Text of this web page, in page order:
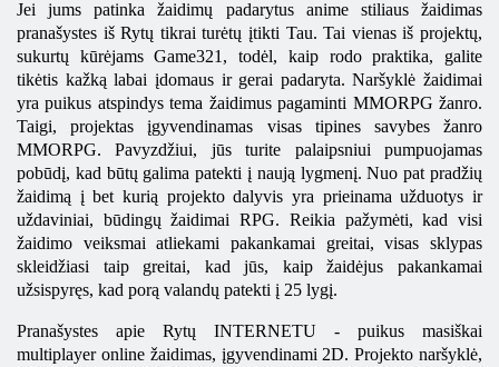
Jei jums patinka žaidimų padarytus anime stiliaus žaidimas
pranašystes iš Rytų tikrai turėtų įtikti Tau. Tai vienas iš projektų,
sukurtų kūrėjams Game321, todėl, kaip rodo praktika, galite
tikėtis kažką labai įdomaus ir gerai padaryta. Naršyklė žaidimai
yra puikus atspindys tema žaidimus pagaminti MMORPG žanro.
Taigi, projektas įgyvendinamas visas tipines savybes žanro
MMORPG. Pavyzdžiui, jūs turite palaipsniui pumpuojamas
pobūdį, kad būtų galima patekti į naują lygmenį. Nuo pat pradžių
žaidimą į bet kurią projekto dalyvis yra prieinama užduotys ir
uždaviniai, būdingų žaidimai RPG. Reikia pažymėti, kad visi
žaidimo veiksmai atliekami pakankamai greitai, visas sklypas
skleidžiasi taip greitai, kad jūs, kaip žaidėjus pakankamai
užsispyręs, kad porą valandų patekti į 25 lygį.
Pranašystes apie Rytų INTERNETU - puikus masiškai
multiplayer online žaidimas, įgyvendinami 2D. Projekto naršyklė,